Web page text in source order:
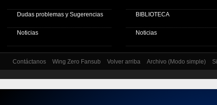
Dudas problemas y Sugerencias
Noticias
BIBLIOTECA
Noticias
Contáctanos Wing Zero Fansub Volver arriba Archivo (Modo simple)